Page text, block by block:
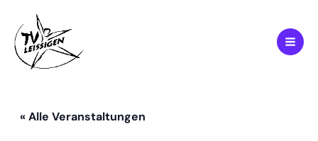
Inhalt
springen
« Alle Veranstaltungen